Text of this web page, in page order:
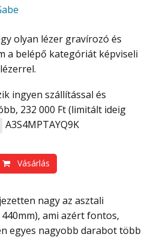
olyan lézer gravírozó és
a belépő kategóriát képviseli
232 000 Ft (limitált ideig
A3S4MPTAYQ9K
Vásárlás
ami azért fontos,
egyes nagyobb darabot több